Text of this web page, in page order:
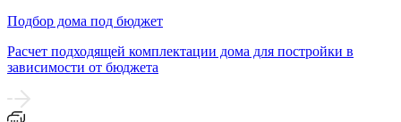
Подбор дома под бюджет
Расчет подходящей комплектации дома для постройки в
зависимости от бюджета